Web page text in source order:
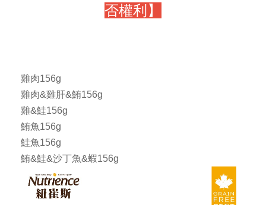
否權利】
雞肉156g
雞肉&雞肝&鮪156g
雞&鮭156g
鮪魚156g
鮭魚156g
鮪&鮭&沙丁魚&蝦156g